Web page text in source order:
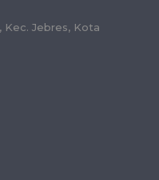
Kec. Jebres, Kota